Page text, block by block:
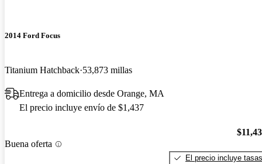
2014 Ford Focus
Titanium Hatchback 53,873 millas
Entrega a domicilio desde Orange, MA
El precio incluye envío de $1,437
Buena oferta
El precio incluye tasas